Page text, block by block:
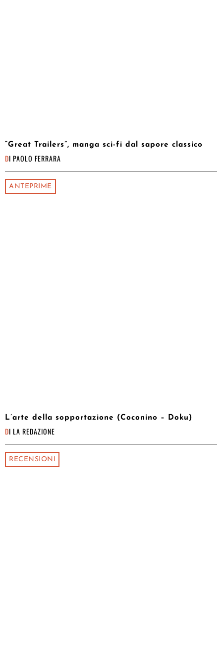
“Great Trailers”, manga sci-fi dal sapore classico
DI PAOLO FERRARA
ANTEPRIME
L’arte della sopportazione (Coconino – Doku)
DI LA REDAZIONE
RECENSIONI